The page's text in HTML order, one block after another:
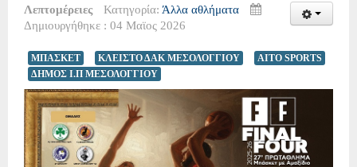
Λεπτομέρειες Κατηγορία: Άλλα αθλήματα
Δημιουργήθηκε : 04 Μαϊος 2026
ΜΠΑΣΚΕΤ ΚΛΕΙΣΤΟ ΔΑΚ ΜΕΣΟΛΟΓΓΙΟΥ
AITO SPORTS
ΔΗΜΟΣ Ι.Π ΜΕΣΟΛΟΓΓΙΟΥ